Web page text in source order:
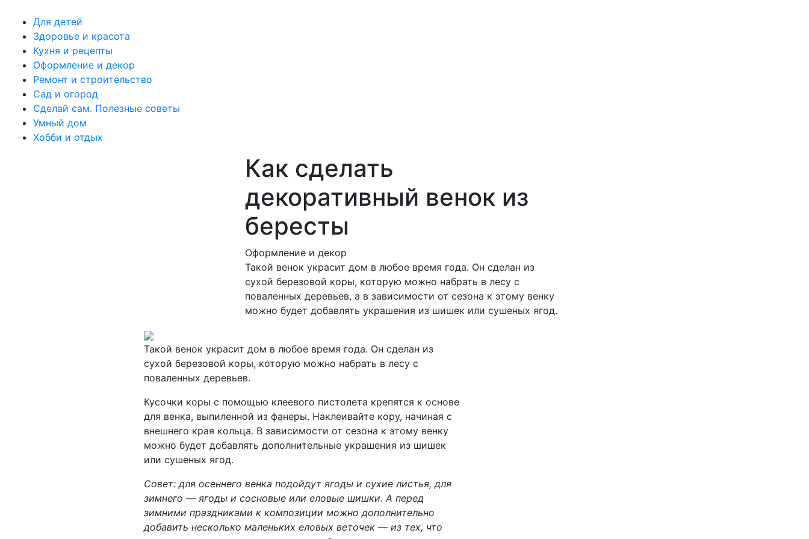
Для детей
Здоровье и красота
Кухня и рецепты
Оформление и декор
Ремонт и строительство
Сад и огород
Сделай сам. Полезные советы
Умный дом
Хобби и отдых
Как сделать
декоративный венок из
бересты
Оформление и декор
Такой венок украсит дом в любое время года. Он сделан из
сухой березовой коры, которую можно набрать в лесу с
поваленных деревьев, а в зависимости от сезона к этому венку
можно будет добавлять украшения из шишек или сушеных ягод.
Такой венок украсит дом в любое время года. Он сделан из
сухой березовой коры, которую можно набрать в лесу с
поваленных деревьев.
Кусочки коры с помощью клеевого пистолета крепятся к основе
для венка, выпиленной из фанеры. Наклеивайте кору, начиная с
внешнего края кольца. В зависимости от сезона к этому венку
можно будет добавлять дополнительные украшения из шишек
или сушеных ягод.
Совет: для осеннего венка подойдут ягоды и сухие листья, для
зимнего — ягоды и сосновые или еловые шишки. А перед
зимними праздниками к композиции можно дополнительно
добавить несколько маленьких еловых веточек — из тех, что